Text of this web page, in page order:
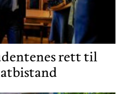
rett til